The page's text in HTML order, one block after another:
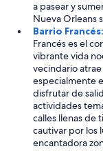
a pasear y
Nueva Orleans
Barrio Francés:
Francés es el
vibrante vida
vecindario
especialmente
disfrutar de
actividades
calles llenas de
cautivar por los
encantadora